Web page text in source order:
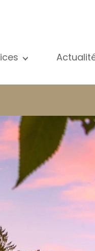
privé
locative
d'immeubles
Blog